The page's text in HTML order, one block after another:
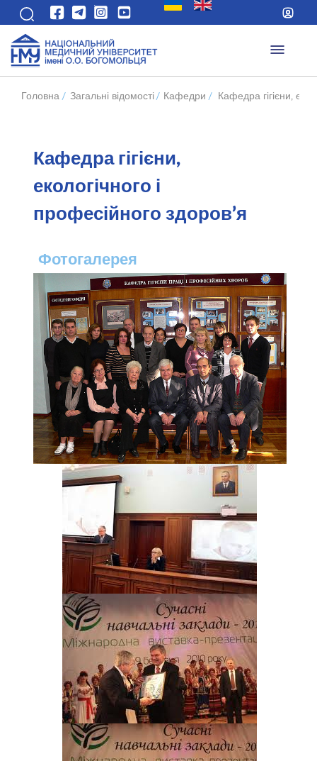
Головна / Загальні відомості / Кафедри / Кафедра гігієни,
Кафедра гігієни,
екологічного і
професійного здоров’я
Фотогалерея